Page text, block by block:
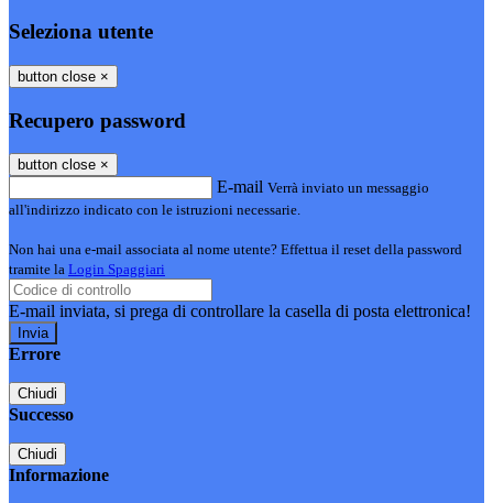
Seleziona utente
button close ×
Recupero password
button close ×
E-mail Verrà inviato un messaggio
all'indirizzo indicato con le istruzioni necessarie.
Non hai una e-mail associata al nome utente? Effettua il reset della password
tramite la Login Spaggiari
E-mail inviata, si prega di controllare la casella di posta elettronica!
Errore
Chiudi
Successo
Chiudi
Informazione